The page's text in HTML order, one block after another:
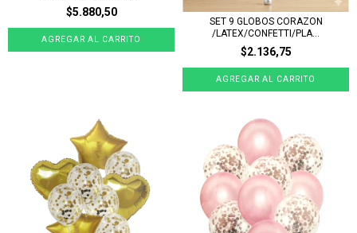
$5.880,50
SET 9 GLOBOS CORAZON
/LATEX/CONFETTI/PLA...
$2.136,75